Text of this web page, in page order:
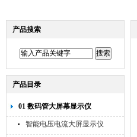
产品搜索
产品目录
01 数码管大屏幕显示仪
智能电压电流大屏显示仪